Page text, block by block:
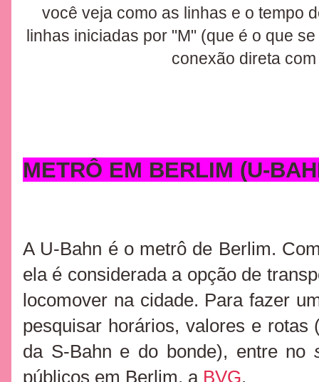
você veja como as linhas e o tempo
linhas iniciadas por "M" (que é o que
conexão direta
METRÔ EM BERLIM (U-
A U-Bahn é o metrô de Berlim.
e la é considerada a opção de
locomover na cidade. Para fazer
pesquisar horários, valores e
da S-Bahn e do bonde), entre no
públicos em Berlim, a BVG.